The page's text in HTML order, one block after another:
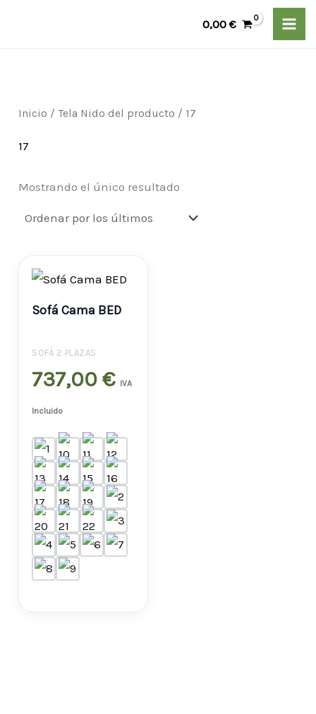
0,00€
i
í
P
Inicio / Tela Nido del producto / 17
17
Mostrando el único resultado
Sofá Cama BED
SOFÁ 2 PLAZAS
737,00€ IVA
Incluido